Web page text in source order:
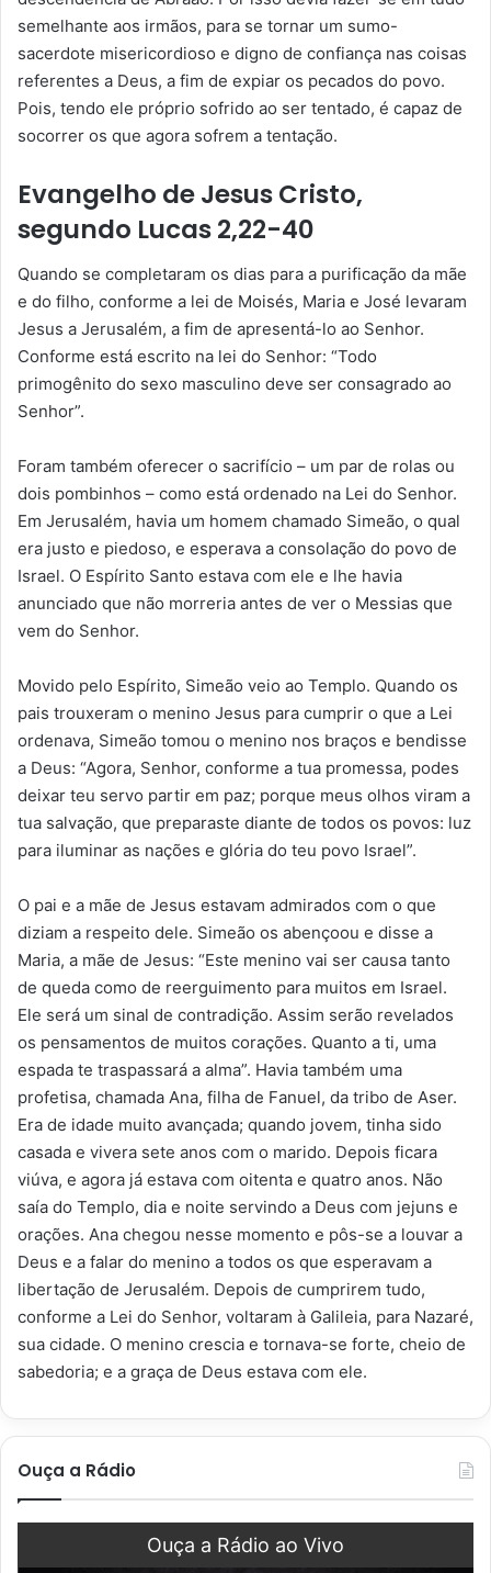
semelhante aos irmãos, para se tornar um sumo-
sacerdote misericordioso e digno de confiança nas coisas
referentes a Deus, a fim de expiar os pecados do povo.
Pois, tendo ele próprio sofrido ao ser tentado, é capaz de
socorrer os que agora sofrem a tentação.
Evangelho de Jesus Cristo,
segundo Lucas 2,22-40
Quando se completaram os dias para a purificação da mãe
e do filho, conforme a lei de Moisés, Maria e José levaram
Jesus a Jerusalém, a fim de apresentá-lo ao Senhor.
Conforme está escrito na lei do Senhor: “Todo
primogênito do sexo masculino deve ser consagrado ao
Senhor”.
Foram também oferecer o sacrifício – um par de rolas ou
dois pombinhos – como está ordenado na Lei do Senhor.
Em Jerusalém, havia um homem chamado Simeão, o qual
era justo e piedoso, e esperava a consolação do povo de
Israel. O Espírito Santo estava com ele e lhe havia
anunciado que não morreria antes de ver o Messias que
vem do Senhor.
Movido pelo Espírito, Simeão veio ao Templo. Quando os
pais trouxeram o menino Jesus para cumprir o que a Lei
ordenava, Simeão tomou o menino nos braços e bendisse
a Deus: “Agora, Senhor, conforme a tua promessa, podes
deixar teu servo partir em paz; porque meus olhos viram a
tua salvação, que preparaste diante de todos os povos: luz
para iluminar as nações e glória do teu povo Israel”.
O pai e a mãe de Jesus estavam admirados com o que
diziam a respeito dele. Simeão os abençoou e disse a
Maria, a mãe de Jesus: “Este menino vai ser causa tanto
de queda como de reerguimento para muitos em Israel.
Ele será um sinal de contradição. Assim serão revelados
os pensamentos de muitos corações. Quanto a ti, uma
espada te traspassará a alma”. Havia também uma
profetisa, chamada Ana, filha de Fanuel, da tribo de Aser.
Era de idade muito avançada; quando jovem, tinha sido
casada e vivera sete anos com o marido. Depois ficara
viúva, e agora já estava com oitenta e quatro anos. Não
saía do Templo, dia e noite servindo a Deus com jejuns e
orações. Ana chegou nesse momento e pôs-se a louvar a
Deus e a falar do menino a todos os que esperavam a
libertação de Jerusalém. Depois de cumprirem tudo,
conforme a Lei do Senhor, voltaram à Galileia, para Nazaré,
sua cidade. O menino crescia e tornava-se forte, cheio de
sabedoria; e a graça de Deus estava com ele.
Ouça a Rádio
Ouça a Rádio ao Vivo